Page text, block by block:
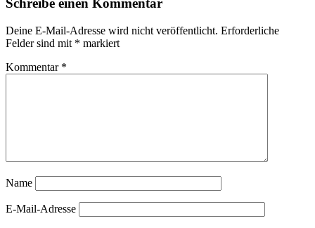
Schreibe einen Kommentar
Deine E-Mail-Adresse wird nicht veröffentlicht. Erforderliche
Felder sind mit * markiert
Kommentar *
Name
E-Mail-Adresse